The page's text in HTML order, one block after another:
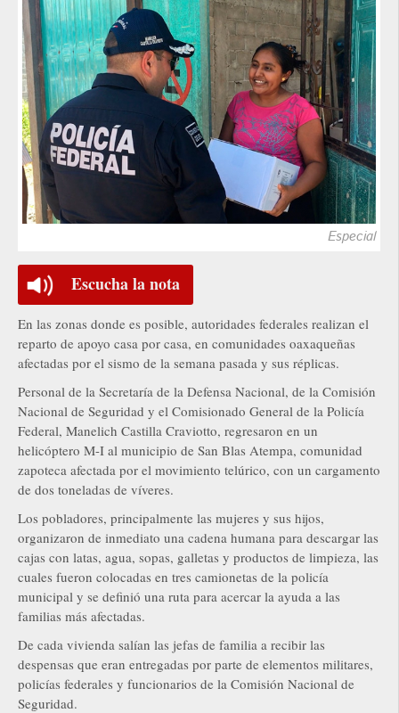
Especial
Escucha la nota
En las zonas donde es posible, autoridades federales realizan el
reparto de apoyo casa por casa, en comunidades oaxaqueñas
afectadas por el sismo de la semana pasada y sus réplicas.
Personal de la Secretaría de la Defensa Nacional, de la Comisión
Nacional de Seguridad y el Comisionado General de la Policía
Federal, Manelich Castilla Craviotto, regresaron en un
helicóptero M-I al municipio de San Blas Atempa, comunidad
zapoteca afectada por el movimiento telúrico, con un cargamento
de dos toneladas de víveres.
Los pobladores, principalmente las mujeres y sus hijos,
organizaron de inmediato una cadena humana para descargar las
cajas con latas, agua, sopas, galletas y productos de limpieza, las
cuales fueron colocadas en tres camionetas de la policía
municipal y se definió una ruta para acercar la ayuda a las
familias más afectadas.
De cada vivienda salían las jefas de familia a recibir las
despensas que eran entregadas por parte de elementos militares,
policías federales y funcionarios de la Comisión Nacional de
Seguridad.